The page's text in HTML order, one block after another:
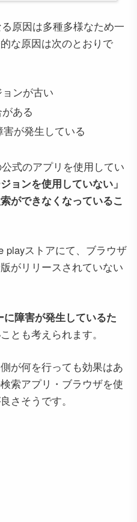
原因は多種多様なため一
な原因は次のとおりで
ンが古い
ある
が発生している
式のアプリを使用してい
ョンを使用していない」
ができなくなっているこ
playストアにて、ブラウザ
がリリースされていない
障害が発生しているた
ことも考えられます。
が何を行っても効果はあ
索アプリ・ブラウザを使
さそうです。